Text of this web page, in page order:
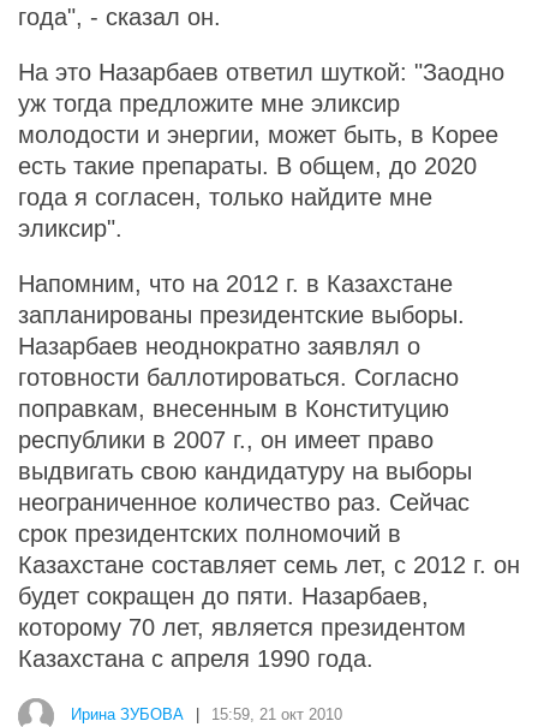
года", - сказал он.
На это Назарбаев ответил шуткой: "Заодно
уж тогда предложите мне эликсир
молодости и энергии, может быть, в Корее
есть такие препараты. В общем, до 2020
года я согласен, только найдите мне
эликсир".
Напомним, что на 2012 г. в Казахстане
запланированы президентские выборы.
Назарбаев неоднократно заявлял о
готовности баллотироваться. Согласно
поправкам, внесенным в Конституцию
республики в 2007 г., он имеет право
выдвигать свою кандидатуру на выборы
неограниченное количество раз. Сейчас
срок президентских полномочий в
Казахстане составляет семь лет, с 2012 г. он
будет сокращен до пяти. Назарбаев,
которому 70 лет, является президентом
Казахстана с апреля 1990 года.
Ирина ЗУБОВА 15:59, 21 окт 2010